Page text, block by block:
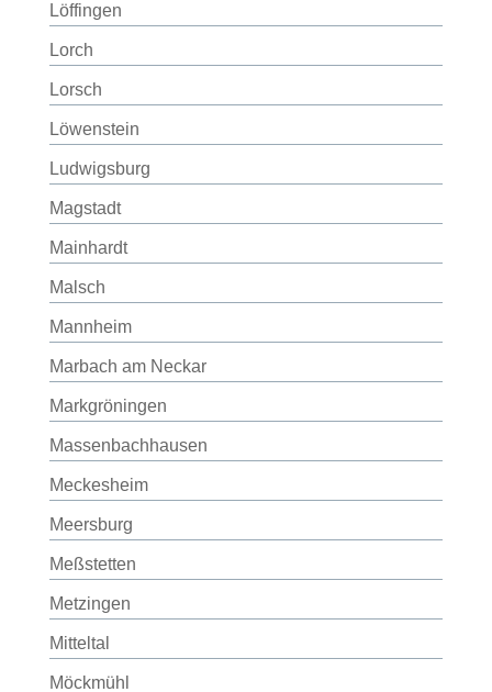
Löffingen
Lorch
Lorsch
Löwenstein
Ludwigsburg
Magstadt
Mainhardt
Malsch
Mannheim
Marbach am Neckar
Markgröningen
Massenbachhausen
Meckesheim
Meersburg
Meßstetten
Metzingen
Mitteltal
Möckmühl